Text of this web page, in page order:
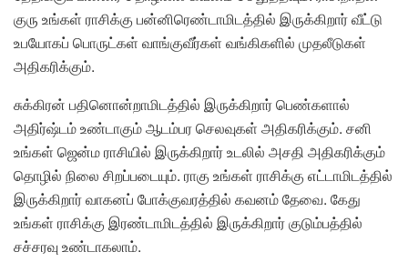
குரு உங்கள் ராசிக்கு பன்னிரெண்டாமிடத்தில் இருக்கிறார் வீட்டு
உபயோகப் பொருட்கள் வாங்குவீர்கள் வங்கிகளில் முதலீடுகள்
அதிகரிக்கும்.
சுக்கிரன் பதினொன்றாமிடத்தில் இருக்கிறார் பெண்களால்
அதிர்ஷ்டம் உண்டாகும் ஆடம்பர செலவுகள் அதிகரிக்கும். சனி
உங்கள் ஜென்ம ராசியில் இருக்கிறார் உடலில் அசதி அதிகரிக்கும்
தொழில் நிலை சிறப்படையும். ராகு உங்கள் ராசிக்கு எட்டாமிடத்தில்
இருக்கிறார் வாகனப் போக்குவரத்தில் கவனம் தேவை. கேது
உங்கள் ராசிக்கு இரண்டாமிடத்தில் இருக்கிறார் குடும்பத்தில்
சச்சரவு உண்டாகலாம்.